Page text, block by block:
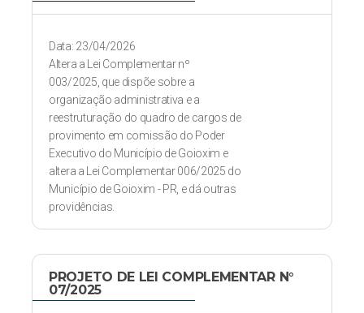
Data: 23/04/2026
Altera a Lei Complementar nº
003/2025, que dispõe sobre a
organização administrativa e a
reestruturação do quadro de cargos de
provimento em comissão do Poder
Executivo do Município de Goioxim e
altera a Lei Complementar 006/2025 do
Município de Goioxim - PR, e dá outras
providências.
PROJETO DE LEI COMPLEMENTAR N°
07/2025